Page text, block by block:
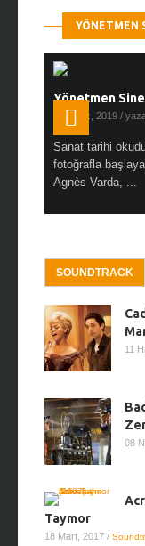
YÖNETMEN
Yönetmen
19 Ocak, 2019 /
Sanat tarihi
fotoğrafla
Agnès Varda, ...
SOUNDTRACK
11
08
Taymor
18 Mart, 2017 /